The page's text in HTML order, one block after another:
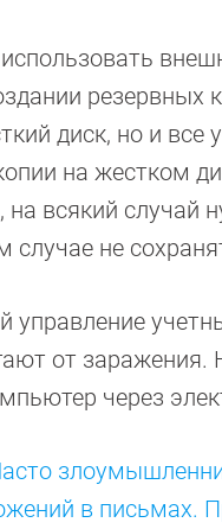
диск, но и
на жестком
на всякий случай
случае не
управление
от
через